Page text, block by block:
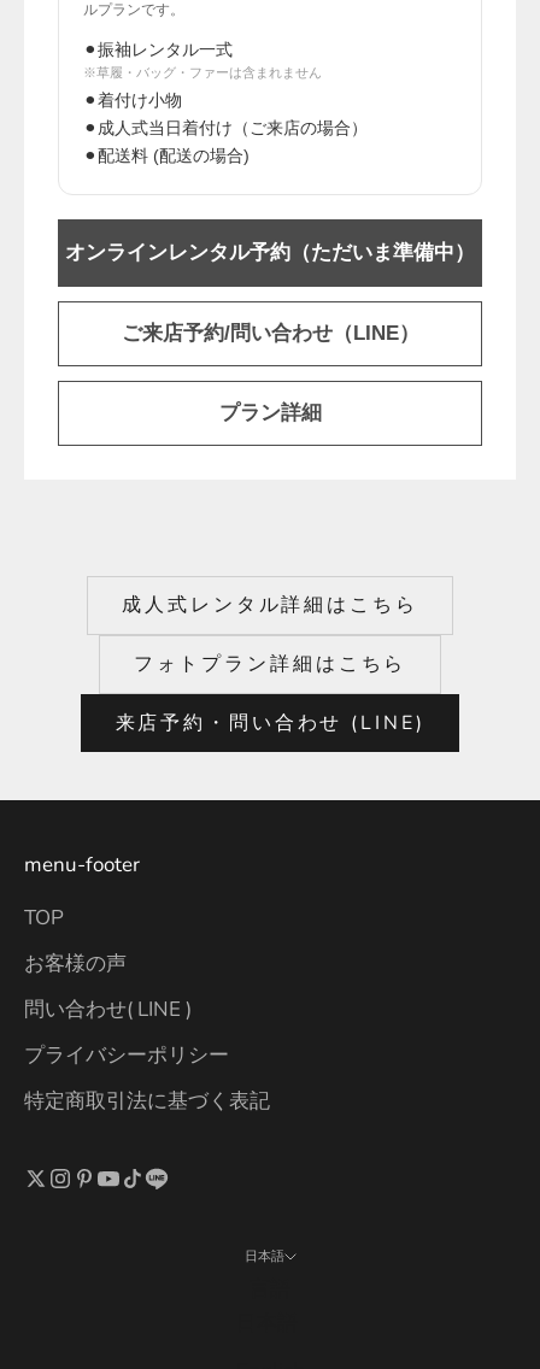
ルプランです。
⚫︎振袖レンタル一式
※草履・バッグ・ファーは含まれません
⚫︎着付け小物
⚫︎成人式当日着付け（ご来店の場合）
⚫︎配送料 (配送の場合)
オンラインレンタル予約（ただいま準備中）
ご来店予約/問い合わせ（LINE）
プラン詳細
成人式レンタル詳細はこちら
フォトプラン詳細はこちら
来店予約・問い合わせ (LINE)
menu-footer
TOP
お客様の声
問い合わせ( LINE )
プライバシーポリシー
特定商取引法に基づく表記
日本語